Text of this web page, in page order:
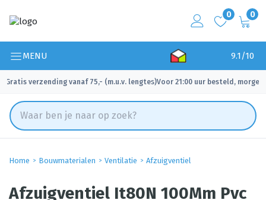
0 0
MENU 9.1/10
Gratis verzending vanaf 75,- (m.u.v. lengtes)
✓ Voor 21:00 uur besteld, morgen
Home Bouwmaterialen Ventilatie Afzuigventiel
Afzuigventiel It80N 100Mm Pvc